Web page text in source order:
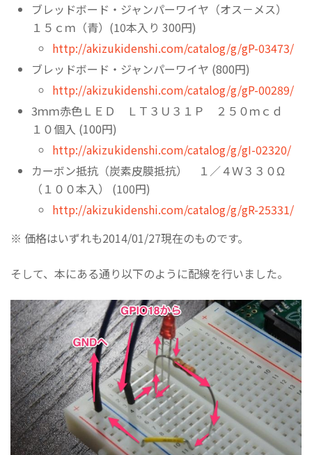
ブレッドボード・ジャンパーワイヤ（オス－メス）
１５ｃｍ（青）(10本入り 300円)
http://akizukidenshi.com/catalog/g/gP-03473/
ブレッドボード・ジャンパーワイヤ (800円)
http://akizukidenshi.com/catalog/g/gP-00289/
3ｍｍ赤色ＬＥＤ ＬＴ３Ｕ３１Ｐ ２５０ｍｃｄ
１０個入 (100円)
http://akizukidenshi.com/catalog/g/gI-02320/
カーボン抵抗（炭素皮膜抵抗） １／４Ｗ３３０Ω
（１００本入） (100円)
http://akizukidenshi.com/catalog/g/gR-25331/
※ 価格はいずれも2014/01/27現在のものです。
そして、本にある通り以下のように配線を行いました。